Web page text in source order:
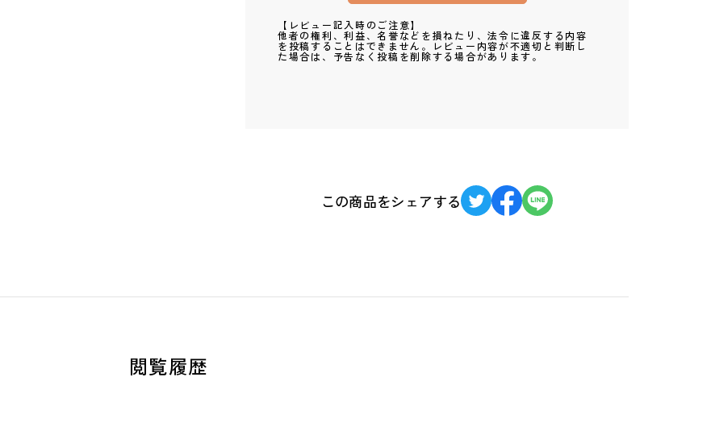
【レビュー記入時のご注意】
他者の権利、利益、名誉などを損ねたり、法令に違反する内容
を投稿することはできません。レビュー内容が不適切と判断し
た場合は、予告なく投稿を削除する場合があります。
この商品をシェアする
閲覧履歴